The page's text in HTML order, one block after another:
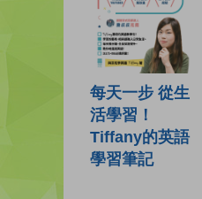
每天一步 從生
活學習！
Tiffany的英語
學習筆記